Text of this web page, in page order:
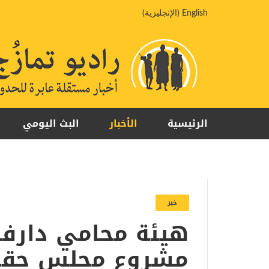
English
( الإنجليزية)
الرئيسية الأخبار البث اليومي
خبر
هيئة محامي
مشروع مجلس